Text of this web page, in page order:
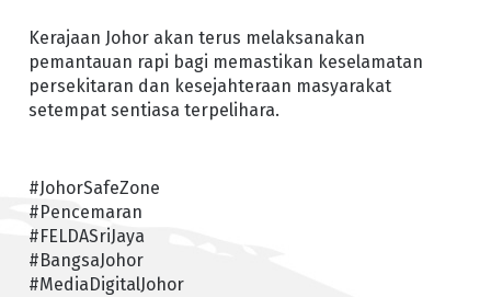
Kerajaan Johor akan terus melaksanakan
pemantauan rapi bagi memastikan keselamatan
persekitaran dan kesejahteraan masyarakat
setempat sentiasa terpelihara.
#JohorSafeZone
#Pencemaran
#FELDASriJaya
#BangsaJohor
#MediaDigitalJohor